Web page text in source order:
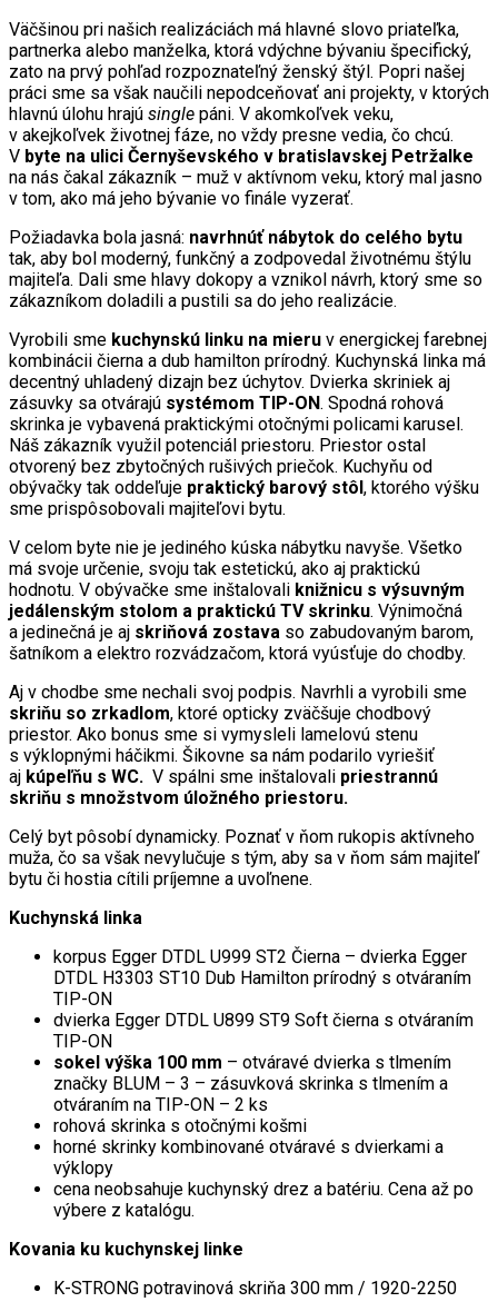
Väčšinou pri našich realizáciách má hlavné slovo priateľka,
partnerka alebo manželka, ktorá vdýchne bývaniu špecifický,
zato na prvý pohľad rozpoznateľný ženský štýl. Popri našej
práci sme sa však naučili nepodceňovať ani projekty, v ktorých
hlavnú úlohu hrajú single páni. V akomkoľvek veku,
v akejkoľvek životnej fáze, no vždy presne vedia, čo chcú.
V byte na ulici Černyševského v bratislavskej Petržalke
na nás čakal zákazník – muž v aktívnom veku, ktorý mal jasno
v tom, ako má jeho bývanie vo finále vyzerať.
Požiadavka bola jasná: navrhnúť nábytok do celého bytu
tak, aby bol moderný, funkčný a zodpovedal životnému štýlu
majiteľa. Dali sme hlavy dokopy a vznikol návrh, ktorý sme so
zákazníkom doladili a pustili sa do jeho realizácie.
Vyrobili sme kuchynskú linku na mieru v energickej farebnej
kombinácii čierna a dub hamilton prírodný. Kuchynská linka má
decentný uhladený dizajn bez úchytov. Dvierka skriniek aj
zásuvky sa otvárajú systémom TIP-ON. Spodná rohová
skrinka je vybavená praktickými otočnými policami karusel.
Náš zákazník využil potenciál priestoru. Priestor ostal
otvorený bez zbytočných rušivých priečok. Kuchyňu od
obývačky tak oddeľuje praktický barový stôl, ktorého výšku
sme prispôsobovali majiteľovi bytu.
V celom byte nie je jediného kúska nábytku navyše. Všetko
má svoje určenie, svoju tak estetickú, ako aj praktickú
hodnotu. V obývačke sme inštalovali knižnicu s výsuvným
jedálenským stolom a praktickú TV skrinku. Výnimočná
a jedinečná je aj skriňová zostava so zabudovaným barom,
šatníkom a elektro rozvádzačom, ktorá vyúsťuje do chodby.
Aj v chodbe sme nechali svoj podpis. Navrhli a vyrobili sme
skriňu so zrkadlom, ktoré opticky zväčšuje chodbový
priestor. Ako bonus sme si vymysleli lamelovú stenu
s výklopnými háčikmi. Šikovne sa nám podarilo vyriešiť
aj kúpeľňu s WC. V spálni sme inštalovali priestrannú
skriňu s množstvom úložného priestoru.
Celý byt pôsobí dynamicky. Poznať v ňom rukopis aktívneho
muža, čo sa však nevylučuje s tým, aby sa v ňom sám majiteľ
bytu či hostia cítili príjemne a uvoľnene.
Kuchynská linka
korpus Egger DTDL U999 ST2 Čierna – dvierka Egger
DTDL H3303 ST10 Dub Hamilton prírodný s otváraním
TIP-ON
dvierka Egger DTDL U899 ST9 Soft čierna s otváraním
TIP-ON
sokel výška 100 mm – otváravé dvierka s tlmením
značky BLUM – 3 – zásuvková skrinka s tlmením a
otváraním na TIP-ON – 2 ks
rohová skrinka s otočnými košmi
horné skrinky kombinované otváravé s dvierkami a
výklopy
cena neobsahuje kuchynský drez a batériu. Cena až po
výbere z katalógu.
Kovania ku kuchynskej linke
K-STRONG potravinová skriňa 300 mm / 1920-2250